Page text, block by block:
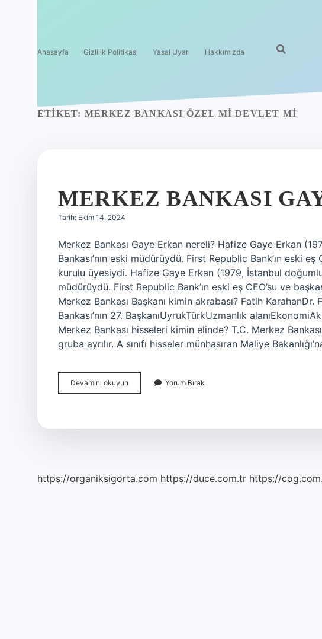
Anasayfa Gizlilik Politikası Yasal Uyarı Hakkımızda
ETIKET: MERKEZ BANKASI ÖZEL MI DEVLET MI
MERKEZ BANKASI
Tarih: Ekim 14, 2024
Merkez Bankası Gaye Erkan nereli? Hafize Gaye Erkan
Bankası’nın eski müdürüydü. First Republic Bank’ın eski
kurulu üyesiydi. Hafize Gaye Erkan (1979, İstanbul
müdürüydü. First Republic Bank’ın eski eş CEO’su ve
Merkez Bankası Başkanı kimin akrabası? Fatih
Bankası’nın 27. BaşkanıUyrukTürkUzmanlık
Merkez Bankası hisseleri kimin elinde? T.C. Merkez
gruba ayrılır. A sınıfı hisseler münhasıran Maliye
Devamını okuyun
Bankası
Yorum Bırak
https://organiksigorta.com https://duce.com.tr https://